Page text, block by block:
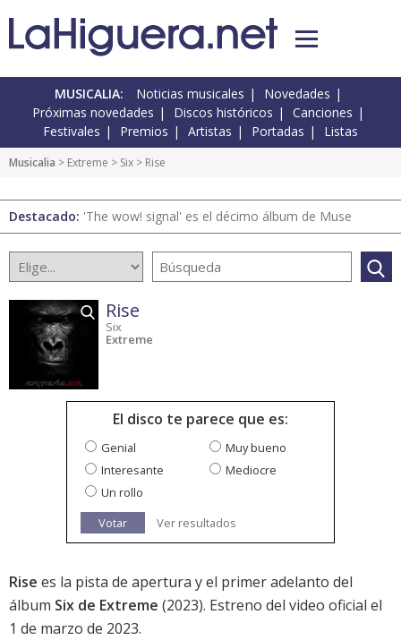
MUSICALIA: Noticias musicales
Novedades
Próximas novedades
Discos históricos
Canciones
Festivales
Premios Artistas Portadas Listas
Musicalia > Extreme > Six > Rise
Destacado: 'The wow! signal' es el décimo álbum de Muse
Rise
Six
Extreme
El disco te parece que es:
Genial
Muy bueno
Interesante
Mediocre
Un rollo
Votar
Ver resultados
Rise es la pista de apertura y el primer adelanto del
álbum Six de Extreme (2023). Estreno del video oficial el
1 de marzo de 2023.